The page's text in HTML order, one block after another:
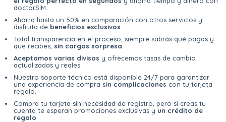
doctorSIM.
Ahorra hasta un 50% en comparación con otros servicios y
disfruta de beneficios exclusivos
Total transparencia en el proceso; siempre sabrás qué pagas y
qué recibes, sin cargos sorpresa
Aceptamos varias divisas y ofrecemos tasas de cambio
actualizadas y reales.
Nuestro soporte técnico está disponible 24/7 para garantizar
una experiencia de compra sin complicaciones con tu tarjeta
regalo.
Compra tu tarjeta sin necesidad de registro, pero si creas tu
cuenta te esperan promociones exclusivas y un crédito de
regalo